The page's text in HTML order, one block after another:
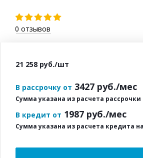
0 отзывов
21 258 руб./шт
В рассрочку от 3427 руб./мес
Сумма указана из расчета
В кредит от 1987 руб./мес
Сумма указана из расчета кредита